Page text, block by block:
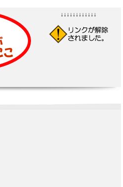
↓↓↓↓↓↓↓↓↓↓↓↓